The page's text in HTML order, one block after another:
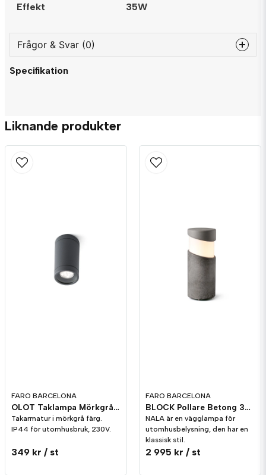
Effekt
35W
Frågor & Svar (0)
question
Namn
Ja, ni får publicera min fråga
Specifikation
Liknande produkter
FARO BARCELONA
OLOT Taklampa Mörkgrå IP44
Takarmatur i mörkgrå färg.
IP44 för utomhusbruk, 230V.
349 kr / st
FARO BARCELONA
BLOCK Pollare Betong 350mm IP65
NALA är en vägglampa för
utomhusbelysning, den har en
klassisk stil.
2 995 kr / st